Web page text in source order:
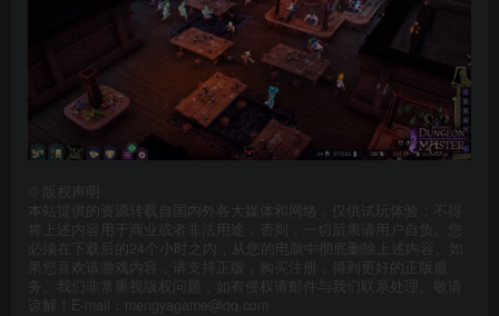
版权声明
本站提供的资源转载自国内外各大媒体和网络，仅供试玩体验；不得
将上述内容用于商业或者非法用途，否则，一切后果请用户自负。您
必须在下载后的24个小时之内，从您的电脑中彻底删除上述内容。如
果您喜欢该游戏内容，请支持正版，购买注册，得到更好的正版服
务。我们非常重视版权问题，如有侵权请邮件与我们联系处理。敬请
谅解！E-mail：mengyagame@qq.com